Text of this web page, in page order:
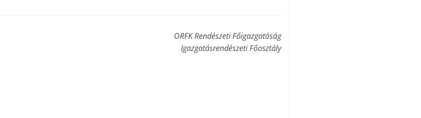
ORFK Rendészeti Főigazgatóság
Igazgatásrendészeti Főosztály